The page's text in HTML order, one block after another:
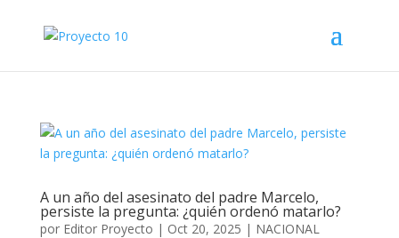
A un año del asesinato del padre Marcelo,
persiste la pregunta: ¿quién ordenó matarlo?
por Editor Proyecto | Oct 20, 2025 | NACIONAL